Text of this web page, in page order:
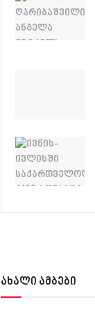
ახალი ამბები